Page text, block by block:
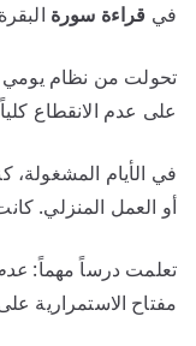
في قراءة سورة
تحولت من نظام
على عدم الانقطاع
في الأيام المشغولة،
أو العمل المنزلي.
تعلمت درساً مهماً:
مفتاح الاستمرارية